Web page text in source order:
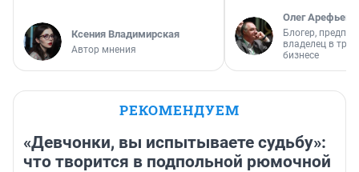
Ксения Владимирская
Автор мнения
Олег Арефьев
Блогер,
владелец в
бизнесе
РЕКОМЕНДУЕМ
«Девчонки, вы испытываете судьбу»:
что творится в подпольной рюмочной